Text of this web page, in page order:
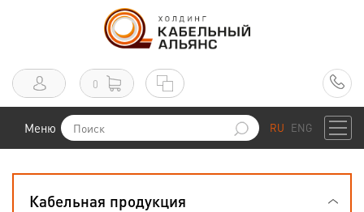
0
Меню RU ENG
Кабельная продукция